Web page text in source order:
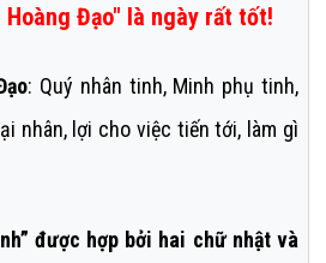
Đạo" là ngày rất tốt!
: Quý nhân tinh, Minh phụ tinh,
nhân, lợi cho việc tiến tới, làm gì
được hợp bởi hai chữ nhật và